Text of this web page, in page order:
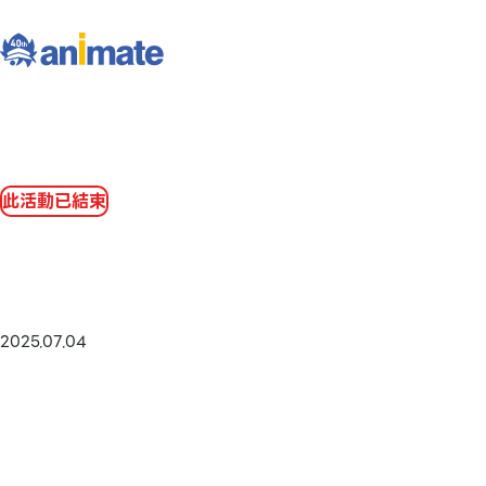
此活動已結束
2025.07.04